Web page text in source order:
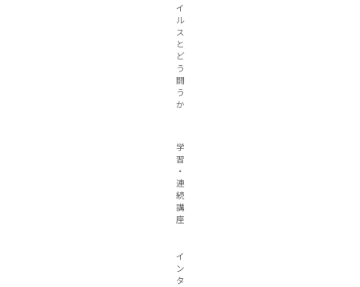
イ
ル
ス
と
ど
う
闘
う
か
学
習
・
連
続
講
座
イ
ン
タ